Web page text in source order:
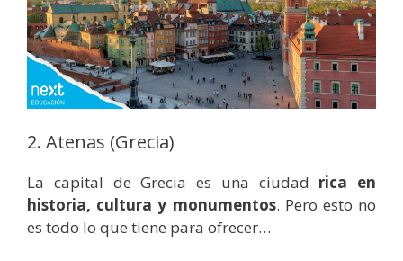
2. Atenas (Grecia)
La capital de Grecia es una ciudad rica en
historia, cultura y monumentos. Pero esto no
es todo lo que tiene para ofrecer…